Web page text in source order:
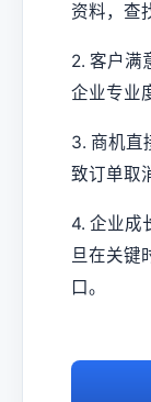
资料，查
2. 客户满
企业专业
3. 商机直
致订单取
4. 企业成
旦在关键
口。